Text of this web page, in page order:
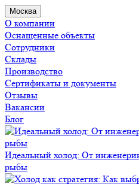
Москва
О компании
Оснащенные объекты
Сотрудники
Склады
Производство
Сертификаты и документы
Отзывы
Вакансии
Блог
Идеальный холод: От
рыбы